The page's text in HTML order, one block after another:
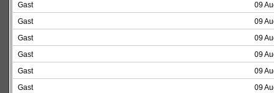
Gast
09
Gast
09
Gast
09
Gast
09
Gast
09
Gast
09